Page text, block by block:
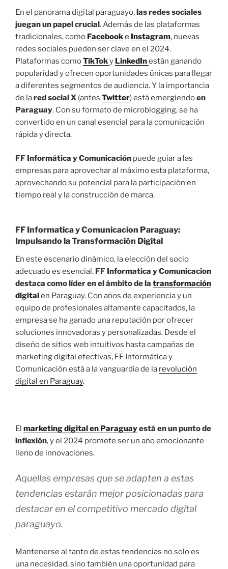
En el panorama digital paraguayo,las redes sociales
juegan un papel crucial. Además de las plataformas
tradicionales, como Facebooke Instagram, nuevas
redes sociales pueden ser clave en el 2024.
Plataformas comoTikToky LinkedInestán ganando
popularidad y ofrecen oportunidades únicas para llegar
a diferentes segmentos de audiencia. Y la importancia
de lared social X (antes Twitter) está emergiendoen
Paraguay. Con su formato de microblogging, se ha
convertido en un canal esencial para la comunicación
rápida y directa.
FF Informática y Comunicación puede guiar a las
empresas para aprovechar al máximo esta plataforma,
aprovechando su potencial para la participación en
tiempo real y la construcción de marca.
FF Informatica y Comunicacion Paraguay:
Impulsando la Transformación Digital
En este escenario dinámico, la elección del socio
adecuado es esencial. FF Informatica y Comunicacion
destaca como líder en el ámbito de la transformación
digitalen Paraguay. Con años de experiencia y un
equipo de profesionales altamente capacitados, la
empresa se ha ganado una reputación por ofrecer
soluciones innovadoras y personalizadas. Desde el
diseño de sitios web intuitivos hasta campañas de
marketing digital efectivas, FF Informática y
Comunicación está a la vanguardia de la revolución
digital en Paraguay.
El marketing digital en Paraguayestá en un punto de
inflexión, y el 2024 promete ser un año emocionante
lleno de innovaciones.
Aquellas empresas que se adapten a estas
tendencias estarán mejor posicionadas para
destacar en el competitivo mercado digital
paraguayo.
Mantenerse al tanto de estas tendencias no solo es
una necesidad, sino también una oportunidad para